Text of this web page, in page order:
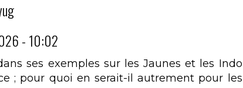
- 10:02
ses exemples sur les Jaunes et les Indo
; pour quoi en serait-il autrement pour les